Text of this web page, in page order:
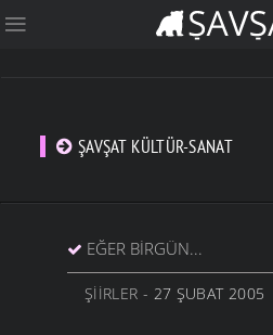
ŞAVŞAT KÜLTÜR-SANAT
EĞER BIRGÜN...
ŞIIRLER - 27 ŞUBAT 2005